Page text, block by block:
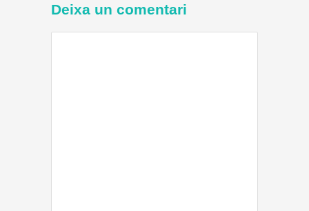
Deixa un comentari